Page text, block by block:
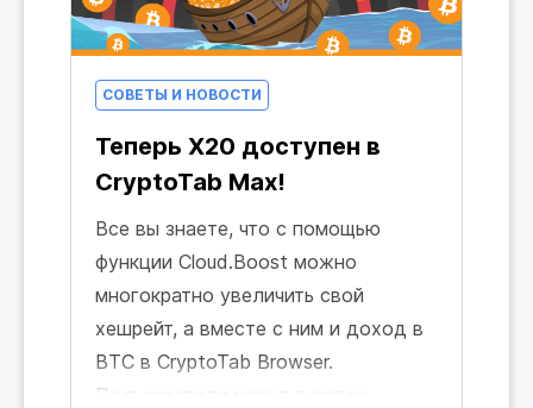
СОВЕТЫ И НОВОСТИ
Теперь X20 доступен в
CryptoTab Max!
Все вы знаете, что с помощью
функции Cloud.Boost можно
многократно увеличить свой
хешрейт, а вместе с ним и доход в
BTC в CryptoTab Browser.
Пользователи могут достичь